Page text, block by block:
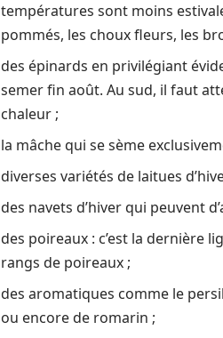
températures sont moins
pommés, les choux fleurs, les
des épinards en privilégiant
semer fin août. Au sud, il faut
chaleur ;
la mâche qui se sème
diverses variétés de laitues
des navets d’hiver qui peuvent
des poireaux : c’est la dernière
rangs de poireaux ;
des aromatiques comme le
ou encore de romarin ;